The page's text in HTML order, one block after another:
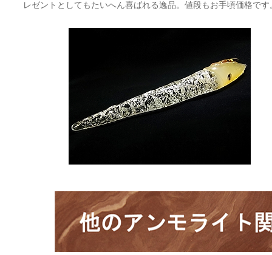
レゼントとしてもたいへん喜ばれる逸品。値段もお手頃価格です